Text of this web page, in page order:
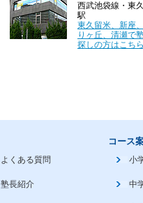
西武池袋線・東
駅
東久留米、新座
りヶ丘、清瀬で
探しの方はこち
よくある質問
塾長紹介
コース
小
中